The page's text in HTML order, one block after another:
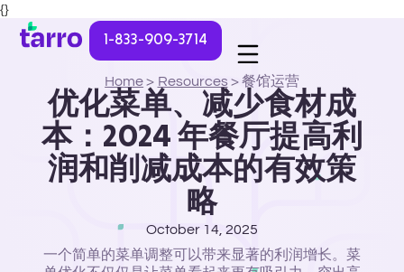
{}
1-833-909-3714
Home > Resources > 餐馆运营
优化菜单、减少食材成
本：2024 年餐厅提高利
润和削减成本的有效策
略
October 14, 2025
一个简单的菜单调整可以带来显著的利润增长。菜